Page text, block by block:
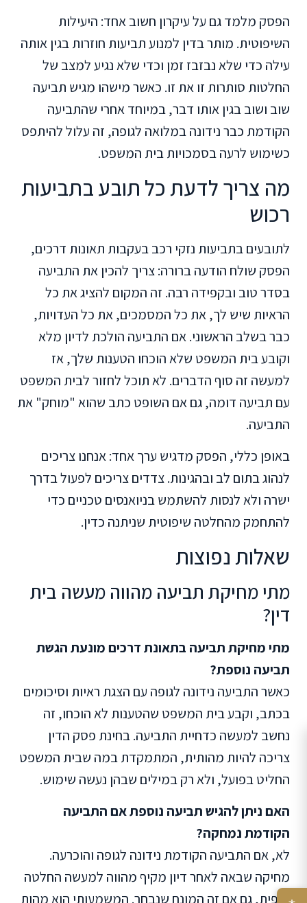
הפסק מלמד גם על עיקרון חשוב אחד: היעילות
השיפוטית. מותר בדין למנוע תביעות חוזרות בגין אותה
עילה כדי שלא נבזבז זמן וכדי שלא נגיע למצב של
החלטות סותרות זו את זו. כאשר מישהו מגיש תביעה
שוב ושוב בגין אותו דבר, במיוחד אחרי שהתביעה
הקודמת כבר נידונה במלואה לגופה, זה עלול להיתפס
כשימוש לרעה בסמכויות בית המשפט.
מה צריך לדעת כל תובע בתביעות
רכוש
לתובעים בתביעות נזקי רכב בעקבות תאונות דרכים,
הפסק שולח הודעה ברורה: צריך להכין את התביעה
בסדר טוב ובקפידה רבה. זה המקום להציג את כל
הראיות שיש לך, את כל המסמכים, את כל העדויות,
כבר בשלב הראשוני. אם התביעה הולכת לדיון מלא
וקובע בית המשפט שלא הוכחו הטענות שלך, אז
למעשה זה סוף הדברים. לא תוכל לחזור לבית המשפט
עם תביעה דומה, גם אם השופט כתב שהוא "מוחק" את
התביעה.
באופן כללי, הפסק מדגיש ערך אחד: אנחנו צריכים
לנהוג בתום לב ובהגינות. צדדים צריכים לפעול בדרך
ישרה ולא לנסות להשתמש בניואנסים טכניים כדי
להתחמק מהחלטה שיפוטית שניתנה כדין.
שאלות נפוצות
מתי מחיקת תביעה מהווה מעשה בית
דין?
מתי מחיקת תביעה בתאונת דרכים מונעת הגשת
תביעה נוספת?
כאשר התביעה נידונה לגופה עם הצגת ראיות וסיכומים
בכתב, וקבע בית המשפט שהטענות לא הוכחו, זה
נחשב למעשה כדחיית התביעה. בחינת פסק הדין
צריכה להיות מהותית, המתמקדת במה שבית המשפט
החליט בפועל, ולא רק במילים שבהן נעשה שימוש.
האם ניתן להגיש תביעה נוספת אם התביעה
הקודמת נמחקה?
לא, אם התביעה הקודמת נידונה לגופה והוכרעה.
מחיקה שבאה לאחר דיון מקיף מהווה למעשה החלטה
סופית, גם אם זה המונח שנבחר. המשמעותי הוא מהות